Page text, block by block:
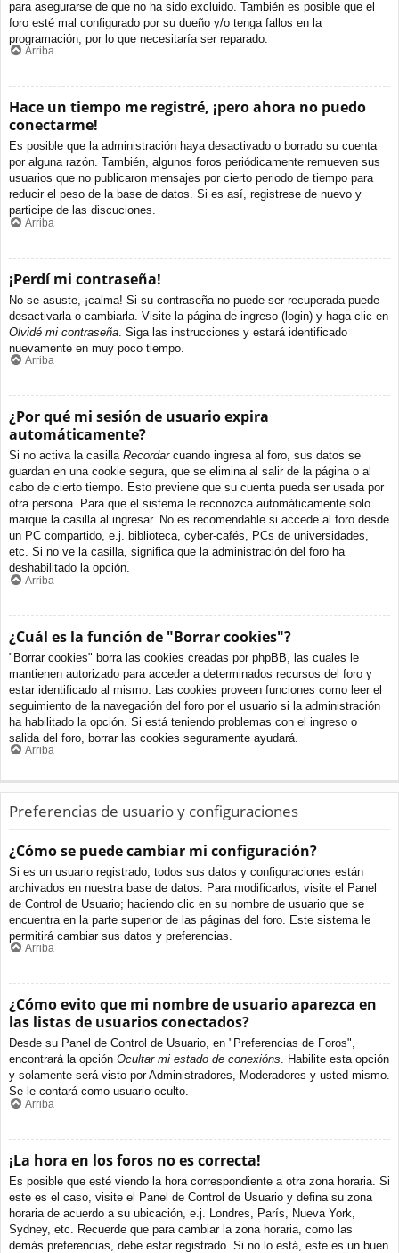
para asegurarse de que no ha sido excluido. También es posible que el
foro esté mal configurado por su dueño y/o tenga fallos en la
programación, por lo que necesitaría ser reparado.
Arriba
Hace un tiempo me registré, ¡pero ahora no puedo
conectarme!
Es posible que la administración haya desactivado o borrado su cuenta
por alguna razón. También, algunos foros periódicamente remueven sus
usuarios que no publicaron mensajes por cierto periodo de tiempo para
reducir el peso de la base de datos. Si es así, registrese de nuevo y
participe de las discuciones.
Arriba
¡Perdí mi contraseña!
No se asuste, ¡calma! Si su contraseña no puede ser recuperada puede
desactivarla o cambiarla. Visite la página de ingreso (login) y haga clic en
Olvidé mi contraseña . Siga las instrucciones y estará identificado
nuevamente en muy poco tiempo.
Arriba
¿Por qué mi sesión de usuario expira
automáticamente?
Si no activa la casilla Recordarcuando ingresa al foro, sus datos se
guardan en una cookie segura, que se elimina al salir de la página o al
cabo de cierto tiempo. Esto previene que su cuenta pueda ser usada por
otra persona. Para que el sistema le reconozca automáticamente solo
marque la casilla al ingresar. No es recomendable si accede al foro desde
un PC compartido, e.j. biblioteca, cyber-cafés, PCs de universidades,
etc. Si no ve la casilla, significa que la administración del foro ha
deshabilitado la opción.
Arriba
¿Cuál es la función de "Borrar cookies"?
"Borrar cookies" borra las cookies creadas por phpBB, las cuales le
mantienen autorizado para acceder a determinados recursos del foro y
estar identificado al mismo. Las cookies proveen funciones como leer el
seguimiento de la navegación del foro por el usuario si la administración
ha habilitado la opción. Si está teniendo problemas con el ingreso o
salida del foro, borrar las cookies seguramente ayudará.
Arriba
Preferencias de usuario y configuraciones
¿Cómo se puede cambiar mi configuración?
Si es un usuario registrado, todos sus datos y configuraciones están
archivados en nuestra base de datos. Para modificarlos, visite el Panel
de Control de Usuario; haciendo clic en su nombre de usuario que se
encuentra en la parte superior de las páginas del foro. Este sistema le
permitirá cambiar sus datos y preferencias.
Arriba
¿Cómo evito que mi nombre de usuario aparezca en
las listas de usuarios conectados?
Desde su Panel de Control de Usuario, en "Preferencias de Foros",
encontrará la opción Ocultar mi estado de conexións. Habilite esta opción
y solamente será visto por Administradores, Moderadores y usted mismo.
Se le contará como usuario oculto.
Arriba
¡La hora en los foros no es correcta!
Es posible que esté viendo la hora correspondiente a otra zona horaria. Si
este es el caso, visite el Panel de Control de Usuario y defina su zona
horaria de acuerdo a su ubicación, e.j. Londres, París, Nueva York,
Sydney, etc. Recuerde que para cambiar la zona horaria, como las
demás preferencias, debe estar registrado. Si no lo está, este es un buen